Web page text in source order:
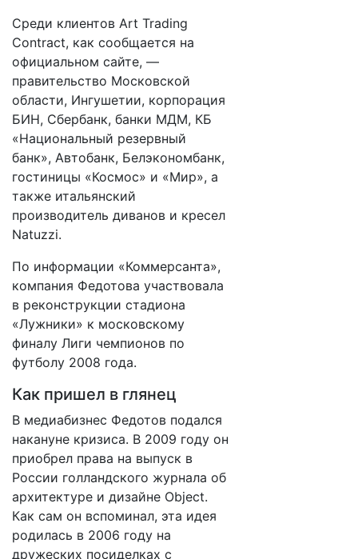
Среди клиентов Art Trading
Contract, как сообщается на
официальном сайте, —
правительство Московской
области, Ингушетии, корпорация
БИН, Сбербанк, банки МДМ, КБ
«Национальный резервный
банк», Автобанк, Белэкономбанк,
гостиницы «Космос» и «Мир», а
также итальянский
производитель диванов и кресел
Natuzzi.
По информации «Коммерсанта»,
компания Федотова участвовала
в реконструкции стадиона
«Лужники» к московскому
финалу Лиги чемпионов по
футболу 2008 года.
Как пришел в глянец
В медиабизнес Федотов подался
накануне кризиса. В 2009 году он
приобрел права на выпуск в
России голландского журнала об
архитектуре и дизайне Object.
Как сам он вспоминал, эта идея
родилась в 2006 году на
дружеских посиделках с